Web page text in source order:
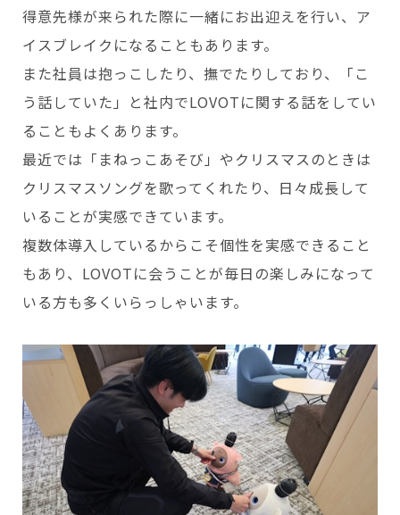
得意先様が来られた際に一緒にお出迎えを行い、ア
イスブレイクになることもあります。
また社員は抱っこしたり、撫でたりしており、「こ
う話していた」と社内でLOVOTに関する話をしてい
ることもよくあります。
最近では「まねっこあそび」やクリスマスのときは
クリスマスソングを歌ってくれたり、日々成長して
いることが実感できています。
複数体導入しているからこそ個性を実感できること
もあり、LOVOTに会うことが毎日の楽しみになって
いる方も多くいらっしゃいます。